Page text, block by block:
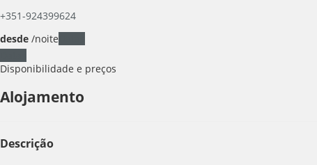
+351-924399624
desde /noite
Disponibilidade e preços
Alojamento
Descrição